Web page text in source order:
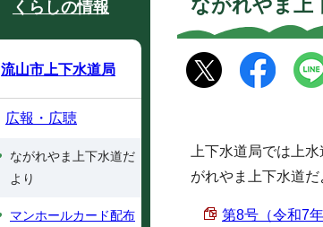
ながれやま
上下水道局では上
がれやま上下水道だ
第8号（令和7
くらしの情報
流山市上下水道局
広報・広聴
ながれやま上下水道だ
より
マンホールカード配布